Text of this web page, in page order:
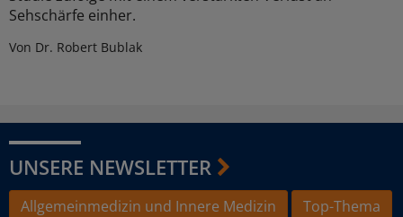
Sehschärfe einher.
Von Dr. Robert Bublak
UNSERE NEWSLETTER
Allgemeinmedizin und Innere Medizin
Top-Thema